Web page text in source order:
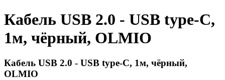
Кабель USB 2.0 - USB type-C,
1м, чёрный, OLMIO
Кабель USB 2.0 - USB type-C, 1м, чёрный,
OLMIO